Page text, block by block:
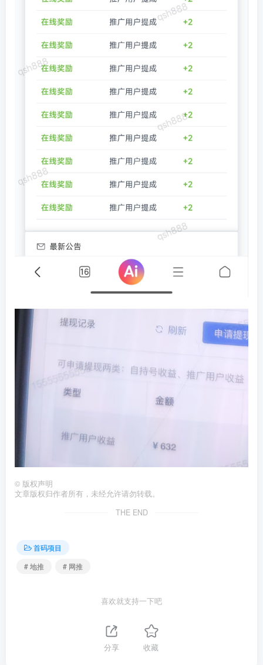
© 版权声明
文章版权归作者所有，未经允许请勿转载。
THE END
首码项目
# 地推
# 网推
喜欢就支持一下吧
分享 收藏